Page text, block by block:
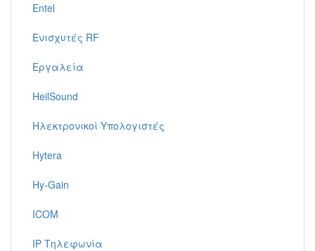
Entel
Ενισχυτές RF
Εργαλεία
HeilSound
Ηλεκτρονικοί Υπολογιστές
Hytera
Hy-Gain
ICOM
IP Τηλεφωνία